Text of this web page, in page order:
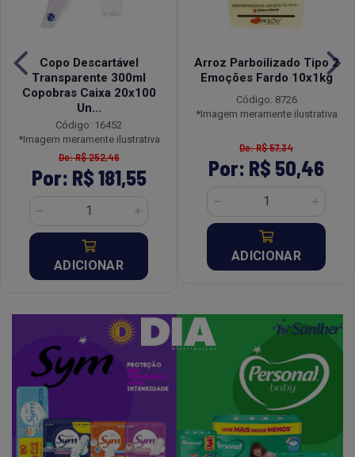
Copo Descartável
Transparente 300ml
Copobras Caixa 20x100
Un...
Código: 16452
*Imagem meramente ilustrativa
De: R$ 252,46
Por: R$ 181,55
ADICIONAR
Arroz Parboilizado Tipo 2
Emoções Fardo 10x1kg
Código: 8726
*Imagem meramente ilustrativa
De: R$ 57,34
Por: R$ 50,46
ADICIONAR